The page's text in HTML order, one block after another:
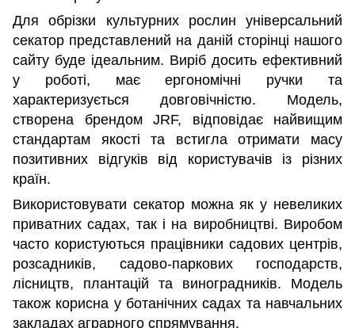
Для обрізки культурних рослин універсальний
секатор представлений на даній сторінці нашого
сайту буде ідеальним. Виріб досить ефективний
у роботі, має ергономічні ручки та
характеризується довговічністю. Модель,
створена брендом JRF, відповідає найвищим
стандартам якості та встигла отримати масу
позитивних відгуків від користувачів із різних
країн.
Використовувати секатор можна як у невеликих
приватних садах, так і на виробництві. Виробом
часто користуються працівники садових центрів,
розсадників, садово-паркових господарств,
лісництв, плантацій та виноградників. Модель
також корисна у ботанічних садах та навчальних
закладах аграрного спрямування.